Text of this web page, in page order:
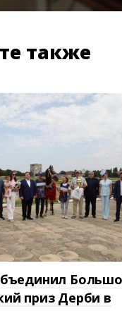
также
приз Дерби в